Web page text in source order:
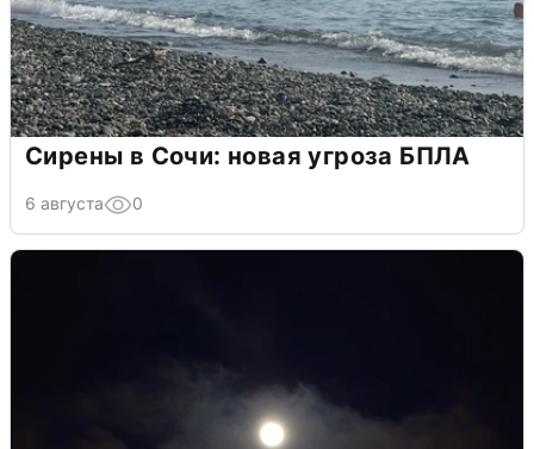
Сирены в Сочи: новая угроза БПЛА
6 августа 0